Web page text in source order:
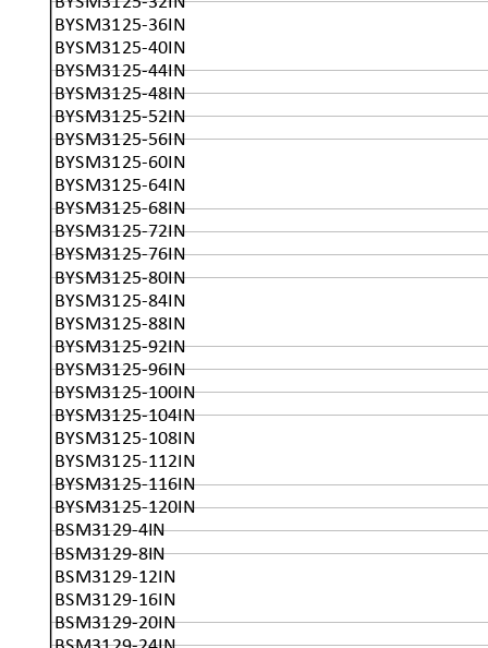
BYSM3125-36IN
BYSM3125-40IN
BYSM3125-44IN
BYSM3125-48IN
BYSM3125-52IN
BYSM3125-56IN
BYSM3125-60IN
BYSM3125-64IN
BYSM3125-68IN
BYSM3125-72IN
BYSM3125-76IN
BYSM3125-80IN
BYSM3125-84IN
BYSM3125-88IN
BYSM3125-92IN
BYSM3125-96IN
BYSM3125-100IN
BYSM3125-104IN
BYSM3125-108IN
BYSM3125-112IN
BYSM3125-116IN
BYSM3125-120IN
BSM3129-4IN
BSM3129-8IN
BSM3129-12IN
BSM3129-16IN
BSM3129-20IN